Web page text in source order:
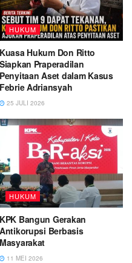
HUKUM
Kuasa Hukum Don Ritto
Siapkan Praperadilan
Penyitaan Aset dalam Kasus
Febrie Adriansyah
25 JULI 2026
HUKUM
KPK Bangun Gerakan
Antikorupsi Berbasis
Masyarakat
11 MEI 2026